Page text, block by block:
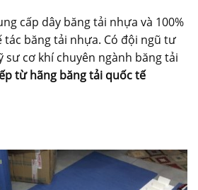
cấp dây băng tải nhựa và 100%
tác băng tải nhựa. Có đội ngũ tư
sư cơ khí chuyên ngành băng tải
từ hãng băng tải quốc tế